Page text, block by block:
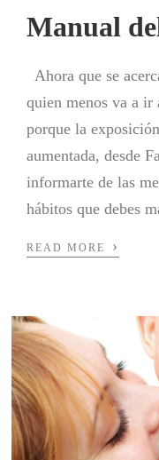
Manual
Ahora que se
quien menos va a
porque la
aumentada, desde
informarte de las
hábitos que debes
READ MORE ›